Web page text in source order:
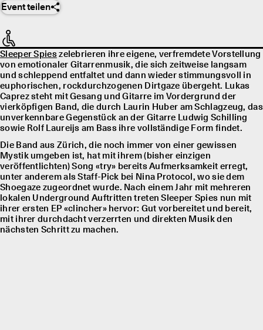
Event teilen
Sleeper Spieszelebrieren ihre eigene, verfremdete Vorstellung
von emotionaler Gitarrenmusik, die sich zeitweise langsam
und schleppend entfaltet und dann wieder stimmungsvoll in
euphorischen, rockdurchzogenen Dirtgaze übergeht. Lukas
Caprez steht mit Gesang und Gitarre im Vordergrund der
vierköpfigen Band, die durch Laurin Huber am Schlagzeug, das
unverkennbare Gegenstück an der Gitarre Ludwig Schilling
sowie Rolf Laureĳs am Bass ihre vollständige Form findet.
Die Band aus Zürich, die noch immer von einer gewissen
Mystik umgeben ist, hat mit ihrem (bisher einzigen
veröffentlichten) Song «try» bereits Aufmerksamkeit erregt,
unter anderem als Staff-Pick bei Nina Protocol, wo sie dem
Shoegaze zugeordnet wurde. Nach einem Jahr mit mehreren
lokalen Underground Auftritten treten Sleeper Spies nun mit
ihrer ersten EP «clincher» hervor: Gut vorbereitet und bereit,
mit ihrer durchdacht verzerrten und direkten Musik den
nächsten Schritt zu machen.